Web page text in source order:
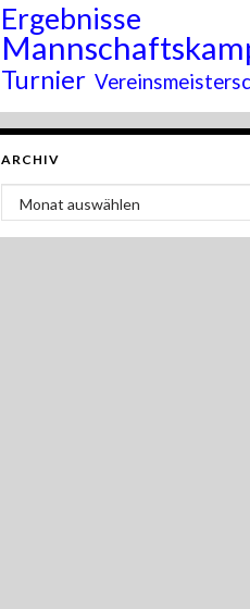
Ergebnisse
Turnier
ARCHIV
Archiv